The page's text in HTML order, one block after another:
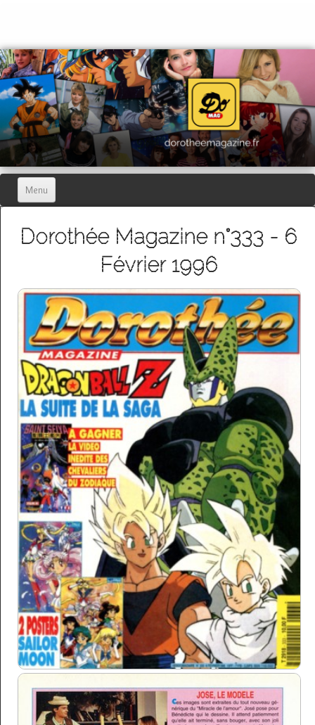
Menu
Dorothée Magazine
Dorothée Blog▼
Archives TV▼
AB Hit▼
Bonus▼
Dorothée Magazine n°333 - 6
Février 1996